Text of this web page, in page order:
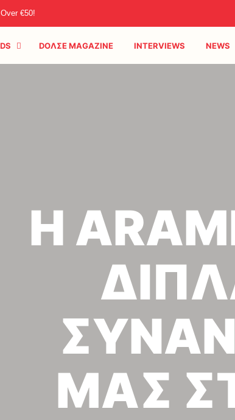
€50!
DOΛΣE MAGAZINE INTERVIEWS NEWS
Η
ΜΑΣ